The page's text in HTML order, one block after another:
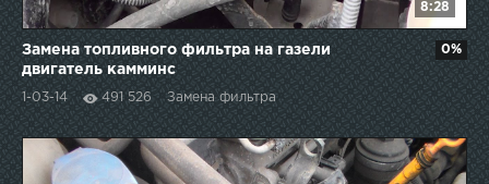
8:28
Замена топливного фильтра на газели
двигатель камминс
1-03-14 491 526 Замена фильтра
0%